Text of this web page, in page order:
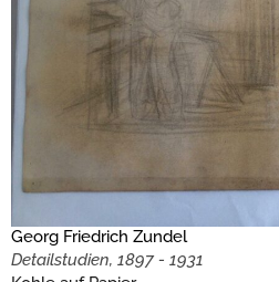
Georg Friedrich Zundel
Detailstudien, 1897 - 1931